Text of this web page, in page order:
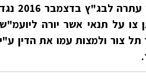
התיק הפלילי נגד עו"ד נבות תל צור התנועה לאיכות השלטון עתרה לבג"ץ בדצמבר 2016 נגד
על תנאי אשר יורה ליועמ"ש
צור ולמצות עמו את הדין ע"י